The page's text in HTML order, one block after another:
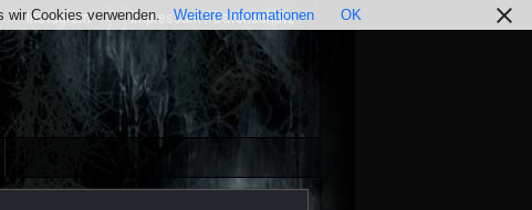
Instagram Impressum / Datenschutz
wir Cookies verwenden. Weitere Informationen OK